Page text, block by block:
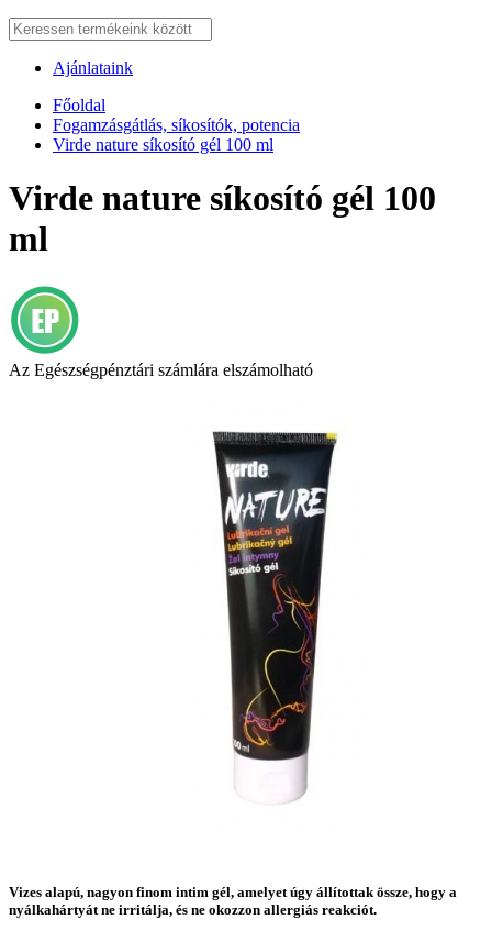
Ajánlataink
Főoldal
Fogamzásgátlás, síkosítók, potencia
Virde nature síkosító gél 100 ml
Virde nature síkosító gél 100
ml
Az Egészségpénztári számlára elszámolható
Vizes alapú, nagyon finom intim gél, amelyet úgy állítottak össze, hogy a
nyálkahártyát ne irritálja, és ne okozzon allergiás reakciót.